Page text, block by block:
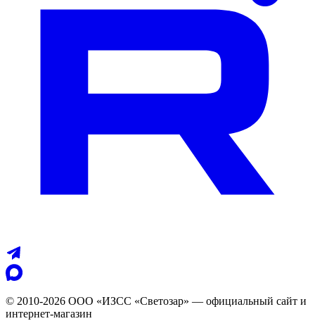
© 2010-2026 ООО «ИЗСС «Светозар» — официальный сайт и
интернет-магазин